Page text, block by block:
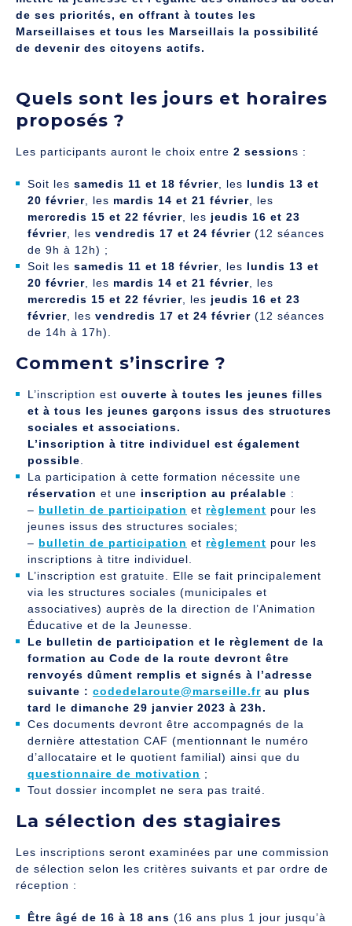
de ses priorités, en offrant à toutes les
Marseillaises et tous les Marseillais la possibilité
de devenir des citoyens actifs.
Quels sont les jours et horaires
proposés ?
Les participants auront le choix entre 2 sessions :
Soit les samedis 11 et 18 février , les lundis 13 et
20 février , les mardis 14 et 21 février , les
mercredis 15 et 22 février , les jeudis 16 et 23
février , les vendredis 17 et 24 février (12 séances
de 9h à 12h) ;
Soit les samedis 11 et 18 février , les lundis 13 et
20 février , les mardis 14 et 21 février , les
mercredis 15 et 22 février , les jeudis 16 et 23
février , les vendredis 17 et 24 février (12 séances
de 14h à 17h).
Comment s’inscrire ?
L’inscription est ouverte à toutes les jeunes filles
et à tous les jeunes garçons issus des structures
sociales et associations.
L’inscription à titre individuel est également
possible
La participation à cette formation nécessite une
réservation et une inscription au préalable :
– bulletin de participation et règlement pour les
jeunes issus des structures sociales;
– bulletin de participation et règlement pour les
inscriptions à titre individuel.
L’inscription est gratuite. Elle se fait principalement
via les structures sociales (municipales et
associatives) auprès de la direction de l’Animation
Éducative et de la Jeunesse.
Le bulletin de participation et le règlement de la
formation au Code de la route devront être
renvoyés dûment remplis et signés à l’adresse
suivante : codedelaroute@marseille.fr au plus
tard le dimanche 29 janvier 2023 à 23h.
Ces documents devront être accompagnés de la
dernière attestation CAF (mentionnant le numéro
d’allocataire et le quotient familial) ainsi que du
questionnaire de motivation ;
Tout dossier incomplet ne sera pas traité.
La sélection des stagiaires
Les inscriptions seront examinées par une commission
de sélection selon les critères suivants et par ordre de
réception :
Être âgé de 16 à 18 ans (16 ans plus 1 jour jusqu’à